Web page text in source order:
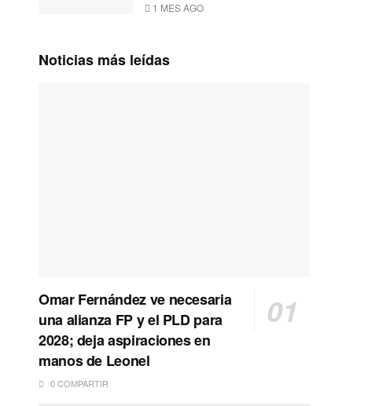
1 MES AGO
Noticias más leídas
Omar Fernández ve necesaria
una alianza FP y el PLD para
2028; deja aspiraciones en
manos de Leonel
0 COMPARTIR